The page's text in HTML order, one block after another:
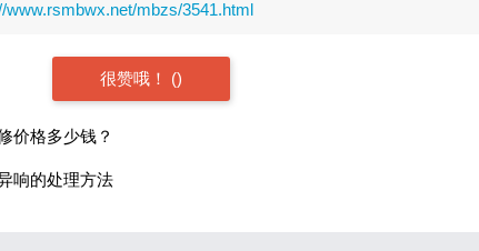
www.rsmbwx.net/mbzs/3541.html
很赞哦！ ()
价格多少钱？
响的处理方法